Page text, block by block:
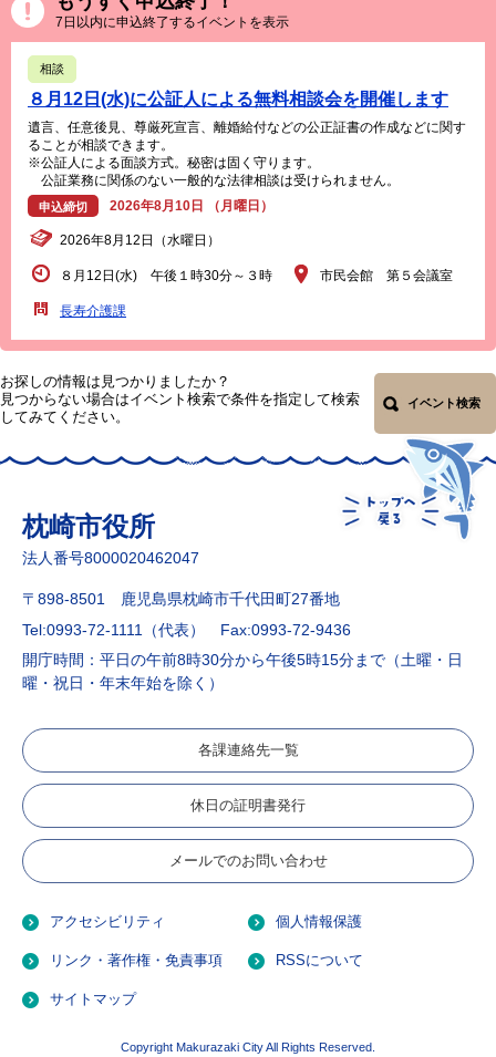
7日以内に申込終了するイベントを表示
相談
８月12日(水)に公証人による無料相談会を開催します
遺言、任意後見、尊厳死宣言、離婚給付などの公正証書の作成などに関す
ることが相談できます。
※公証人による面談方式。秘密は固く守ります。
公証業務に関係のない一般的な法律相談は受けられません。
申込締切 2026年8月10日 （月曜日）
2026年8月12日（水曜日）
８月12日(水) 午後１時30分～３時 市民会館 第５会議室
長寿介護課
お探しの情報は見つかりましたか？
見つからない場合はイベント検索で条件を指定して検索
してみてください。
イベント検索
枕崎市役所
法人番号8000020462047
〒898-8501 鹿児島県枕崎市千代田町27番地
Tel:0993-72-1111（代表）
Fax:0993-72-9436
開庁時間：平日の午前8時30分から午後5時15分まで（土曜・日
曜・祝日・年末年始を除く）
各課連絡先一覧
休日の証明書発行
メールでのお問い合わせ
アクセシビリティ 個人情報保護
リンク・著作権・免責事項 RSSについて
サイトマップ
Copyright Makurazaki City All Rights Reserved.